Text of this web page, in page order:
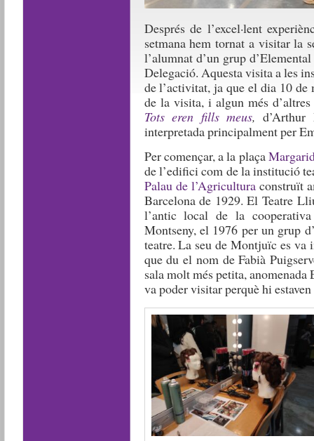
Després de l’excel·lent
setmana hem tornat a visitar la
l’alumnat d’un grup
Delegació. Aquesta visita a les
de l’activitat, ja que el dia 10 de
de la visita, i algun més
Tots eren fills meus,
interpretada principalment per
Per començar, a la plaça
de l’edifici com de la institució
Palau de l’Agriculturaconstruït
Barcelona de 1929. El Teatre
l’antic local de la
Montseny, el 1976 per un grup
teatre. La seu de Montjuïc es va
que du el nom de Fabià
sala molt més petita,
va poder visitar perquè hi